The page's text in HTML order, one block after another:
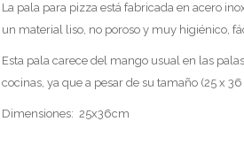
La pala para pizza está fabricada en acero
un material liso, no poroso y muy higiénico,
Esta pala carece del mango usual en las
cocinas, ya que a pesar de su tamaño (25 x
Dimensiones: 25x36cm